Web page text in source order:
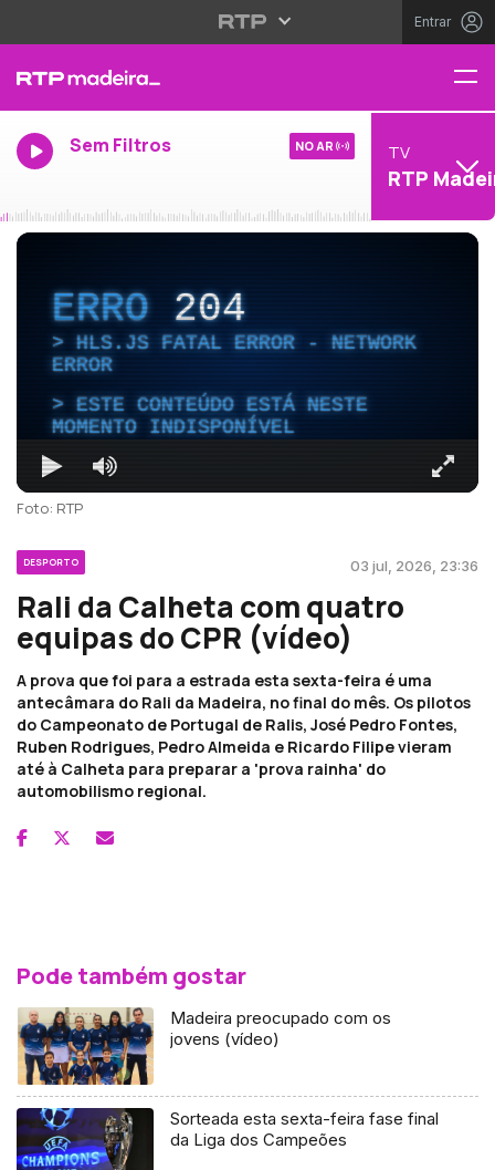
Entrar
Sem Filtros NO AR TV
RTP
ERRO204
HLS.JS FATAL ERROR - NETWORK
ERROR
ESTE CONTEÚDO ESTÁ NESTE
MOMENTO INDISPONÍVEL
Foto: RTP
DESPORTO 03 jul, 2026, 23:36
Rali da Calheta com quatro
equipas do CPR (vídeo)
A prova que foi para a estrada esta sexta-feira é uma
antecâmara do Rali da Madeira, no final do mês. Os pilotos
do Campeonato de Portugal de Ralis, José Pedro Fontes,
Ruben Rodrigues, Pedro Almeida e Ricardo Filipe vieram
até à Calheta para preparar a 'prova rainha' do
automobilismo regional.
Pode também gostar
Madeira preocupado com os
jovens (vídeo)
Sorteada esta sexta-feira fase final
da Liga dos Campeões